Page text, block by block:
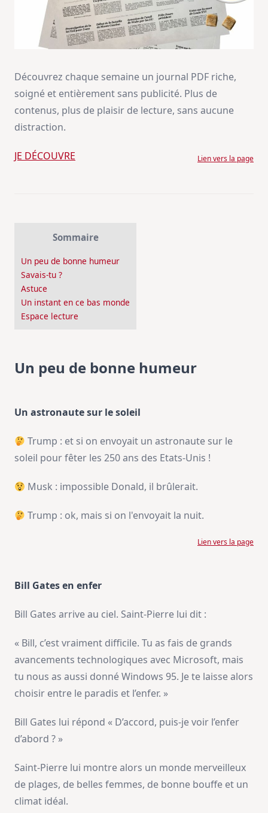
Découvrez chaque semaine un journal PDF riche,
soigné et entièrement sans publicité. Plus de
contenus, plus de plaisir de lecture, sans aucune
distraction.
JE DÉCOUVRE Lien vers la page
Sommaire
Un peu de bonne humeur
Savais-tu ?
Astuce
Un instant en ce bas monde
Espace lecture
Un peu de bonne humeur
Un astronaute sur le soleil
Trump : et si on envoyait un astronaute sur le
soleil pour fêter les 250 ans des Etats-Unis !
Musk : impossible Donald, il brûlerait.
Trump : ok, mais si on l'envoyait la nuit.
Lien vers la page
Bill Gates en enfer
Bill Gates arrive au ciel. Saint-Pierre lui dit :
« Bill, c’est vraiment difficile. Tu as fais de grands
avancements technologiques avec Microsoft, mais
tu nous as aussi donné Windows 95. Je te laisse alors
choisir entre le paradis et l’enfer. »
Bill Gates lui répond « D’accord, puis-je voir l’enfer
d’abord ? »
Saint-Pierre lui montre alors un monde merveilleux
de plages, de belles femmes, de bonne bouffe et un
climat idéal.